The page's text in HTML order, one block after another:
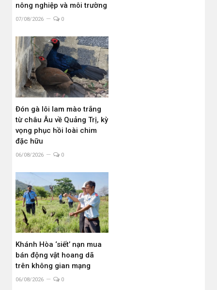
nông nghiệp và môi trường
07/08/2026 0
Đón gà lôi lam mào trắng
từ châu Âu về Quảng Trị, kỳ
vọng phục hồi loài chim
đặc hữu
06/08/2026 0
Khánh Hòa ‘siết’ nạn mua
bán động vật hoang dã
trên không gian mạng
06/08/2026 0